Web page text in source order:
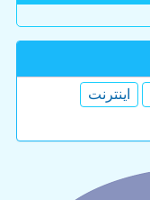
اینترنت